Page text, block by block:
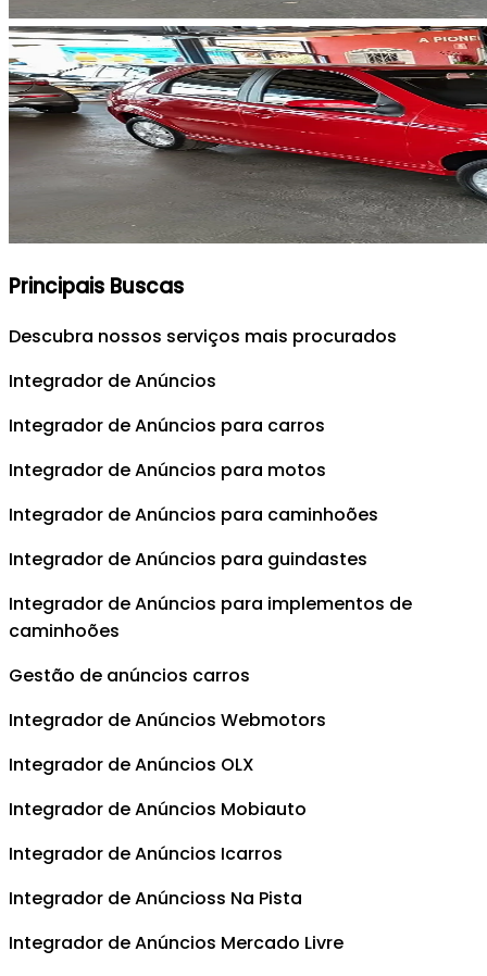
Principais Buscas
Descubra nossos serviços mais procurados
Integrador de Anúncios
Integrador de Anúncios para carros
Integrador de Anúncios para motos
Integrador de Anúncios para caminhoões
Integrador de Anúncios para guindastes
Integrador de Anúncios para implementos de
caminhoões
Gestão de anúncios carros
Integrador de Anúncios Webmotors
Integrador de Anúncios OLX
Integrador de Anúncios Mobiauto
Integrador de Anúncios Icarros
Integrador de Anúncioss Na Pista
Integrador de Anúncios Mercado Livre